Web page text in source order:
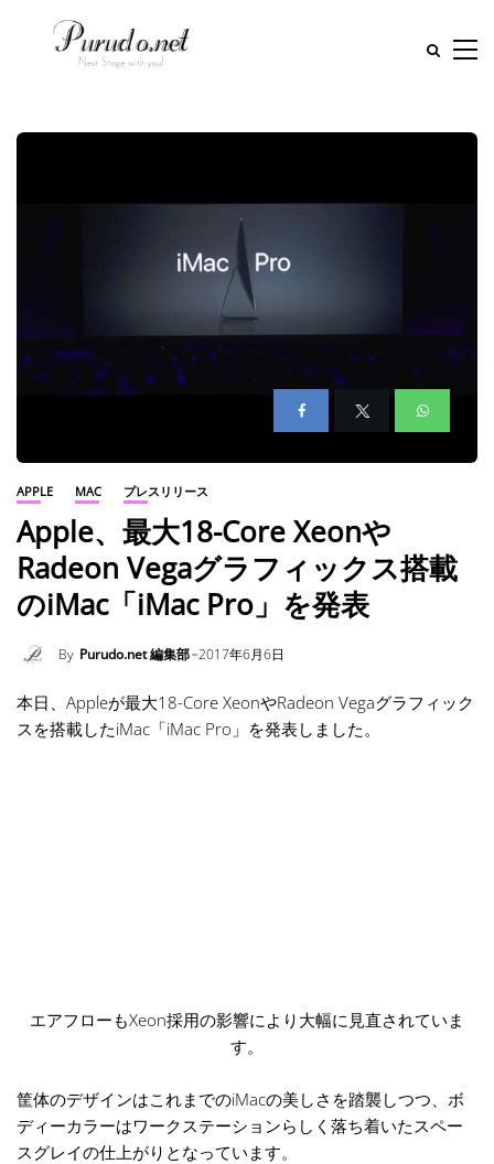
APPLE MAC プレスリリース
Apple、最大18-Core Xeonや
Radeon Vegaグラフィックス搭載
のiMac「iMac Pro」を発表
By Purudo.net 編集部 2017年6月6日
本日、Appleが最大18-Core XeonやRadeon Vegaグラフィック
スを搭載したiMac「iMac Pro」を発表しました。
エアフローもXeon採用の影響により大幅に見直されていま
す。
筐体のデザインはこれまでのiMacの美しさを踏襲しつつ、ボ
ディーカラーはワークステーションらしく落ち着いたスペー
スグレイの仕上がりとなっています。